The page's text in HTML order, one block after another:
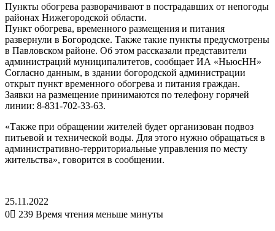
Пункты обогрева разворачивают в пострадавших от непогоды
районах Нижегородской области.
Пункт обогрева, временного размещения и питания
развернули в Богородске. Также такие пункты предусмотрены
в Павловском районе. Об этом рассказали представители
администраций муниципалитетов, сообщает ИА «НьюсНН»
Согласно данным, в здании богородской администрации
открыт пункт временного обогрева и питания граждан.
Заявки на размещение принимаются по телефону горячей
линии: 8-831-702-33-63.
«Также при обращении жителей будет организован подвоз
питьевой и технической воды. Для этого нужно обращаться в
административно-территориальные управления по месту
жительства», говорится в сообщении.
25.11.2022
0
239 Время чтения меньше минуты